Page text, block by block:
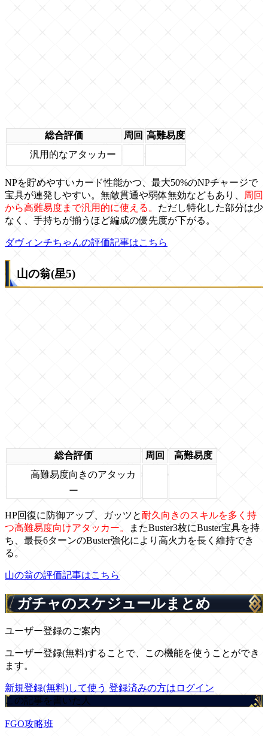
総合評価 周回 高難易度
汎用的なアタッカー
NPを貯めやすいカード性能かつ、最大50%のNPチャージで
宝具が連発しやすい。無敵貫通や弱体無効などもあり、
周回
から高難易度まで汎用的に使える。 ただし特化した部分は少
なく、手持ちが揃うほど編成の優先度が下がる。
ダヴィンチちゃんの評価記事はこちら
山の翁(星5)
総合評価 周回
高難易度
高難易度向きのアタッカ
ー
HP回復に防御アップ、ガッツと耐久向きのスキルを多く持
つ高難易度向けアタッカー。
またBuster3枚にBuster宝具を持
ち、最長6ターンのBuster強化により高火力を長く維持でき
る。
山の翁の評価記事はこちら
ガチャのスケジュールまとめ
ユーザー登録のご案内
ユーザー登録(無料)することで、この機能を使うことができ
ます。
新規登録(無料)して使う 登録済みの方はログイン
この記事を書いた人
FGO攻略班